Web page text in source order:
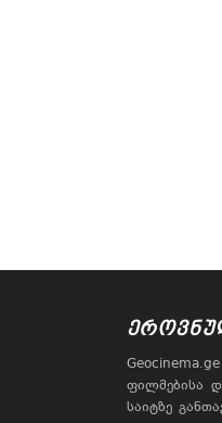
ფილმებისა
საიტზე